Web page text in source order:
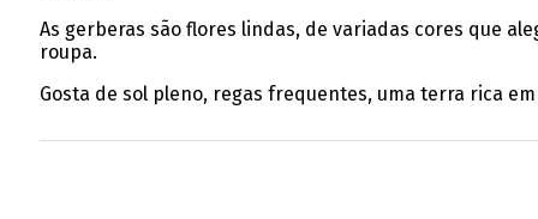
As gerberas são flores lindas, de variadas cores que
roupa.
Gosta de sol pleno, regas frequentes, uma terra rica